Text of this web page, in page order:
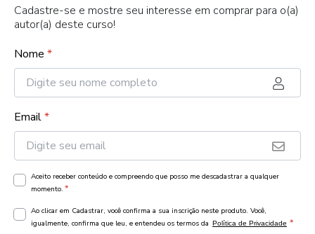
Cadastre-se e mostre seu interesse em comprar para o(a)
autor(a) deste curso!
Nome *
Email*
Aceito receber conteúdo e compreendo que posso me descadastrar a qualquer
momento. *
Ao clicar em Cadastrar, você confirma a sua inscrição neste produto. Você,
igualmente, confirma que leu, e entendeu os termos da Política de Privacidade *